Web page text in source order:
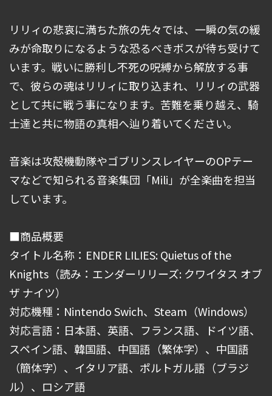
リリィの悲哀に満ちた旅の先々では、一瞬の気の緩
みが命取りになるような恐るべきボスが待ち受けて
います。戦いに勝利し不死の呪縛から解放する事
で、彼らの魂はリリィに取り込まれ、リリィの武器
として共に戦う事になります。苦難を乗り越え、騎
士達と共に物語の真相へ辿り着いてください。
音楽は攻殻機動隊やゴブリンスレイヤーのOPテー
マなどで知られる音楽集団「Mili」が全楽曲を担当
しています。
■商品概要
タイトル名称：ENDER LILIES: Quietus of the
Knights（読み：エンダーリリーズ: クワイタス オブ
ザ ナイツ）
対応機種：Nintendo Swich、Steam（Windows）
対応言語：日本語、英語、フランス語、ドイツ語、
スペイン語、韓国語、中国語（繁体字）、中国語
（簡体字）、イタリア語、ポルトガル語（ブラジ
ル）、ロシア語